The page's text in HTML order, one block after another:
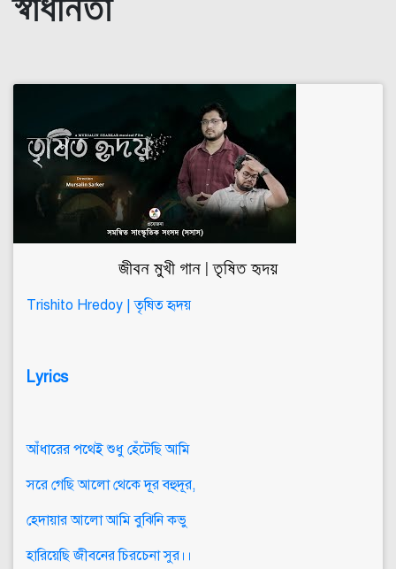
স্বাধীনতা
জীবন মুখী গান | তৃষিত হৃদয়
Trishito Hredoy | তৃষিত হৃদয়
Lyrics
আঁধারের পথেই শুধু হেঁটেছি আমি
সরে গেছি আলো থেকে দূর বহুদূর,
হেদায়ার আলো আমি বুঝিনি কভু
হারিয়েছি জীবনের চিরচেনা সুর।।